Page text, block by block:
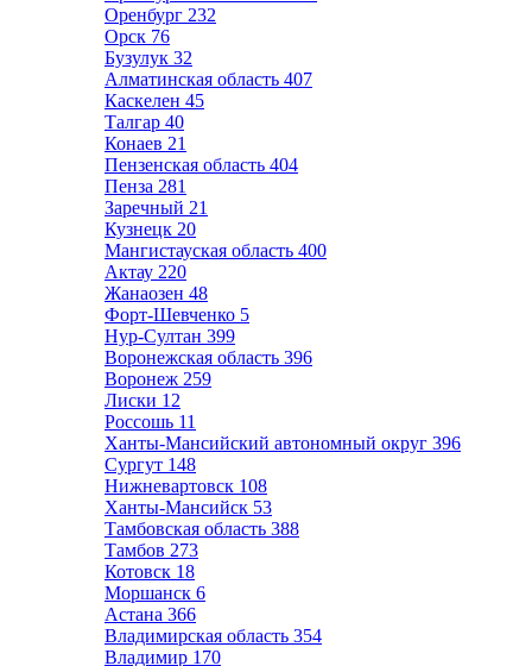
Оренбург 232
Орск 76
Бузулук 32
Алматинская область 407
Каскелен 45
Талгар 40
Конаев 21
Пензенская область 404
Пенза 281
Заречный 21
Кузнецк 20
Мангистауская область 400
Актау 220
Жанаозен 48
Форт-Шевченко 5
Нур-Султан 399
Воронежская область 396
Воронеж 259
Лиски 12
Россошь 11
Ханты-Мансийский автономный округ 396
Сургут 148
Нижневартовск 108
Ханты-Мансийск 53
Тамбовская область 388
Тамбов 273
Котовск 18
Моршанск 6
Астана 366
Владимирская область 354
Владимир 170